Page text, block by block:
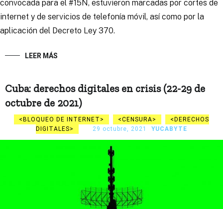
convocada para el #15N, estuvieron marcadas por cortes de
internet y de servicios de telefonía móvil, así como por la
aplicación del Decreto Ley 370.
LEER MÁS
Cuba: derechos digitales en crisis (22-29 de
octubre de 2021)
BLOQUEO DE INTERNET CENSURA
DERECHOS
DIGITALES
29 octubre, 2021 YUCABYTE